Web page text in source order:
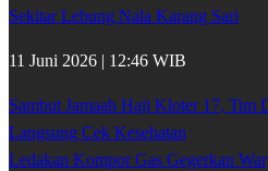
Sekitar Lebung Nala Karang Sari
11 Juni 2026 | 12:46 WIB
Sambut Jamaah Haji Kloter 17, Tim
Langsung Cek Kesehatan
Ledakan Kompor Gas Gegerkan